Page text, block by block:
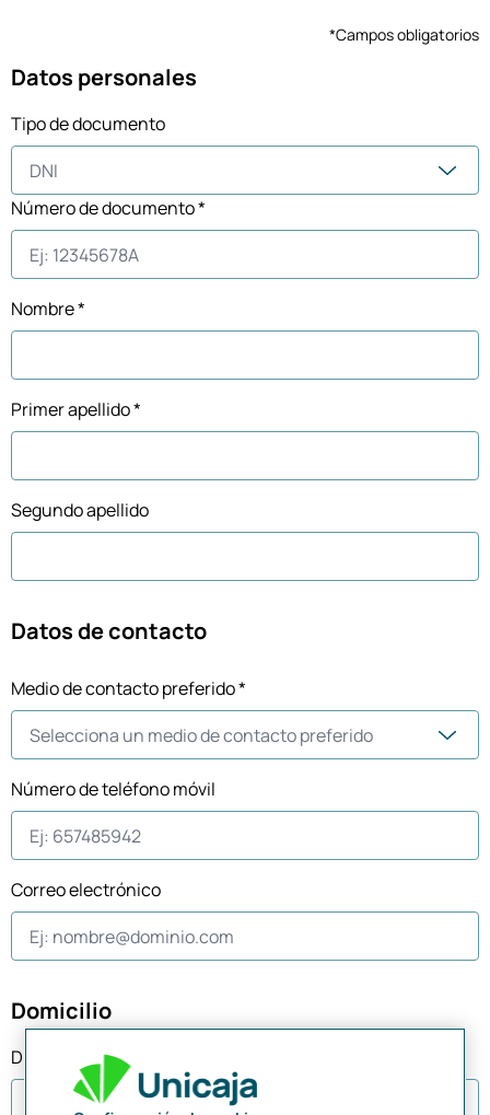
*Campos obligatorios
Datos personales
Tipo de documento
Número de documento *
Nombre *
Primer apellido *
Segundo apellido
Datos de contacto
Medio de contacto preferido *
Número de teléfono móvil
Correo electrónico
Domicilio
Dirección